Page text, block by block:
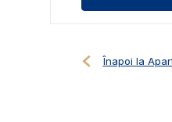
Înapoi la